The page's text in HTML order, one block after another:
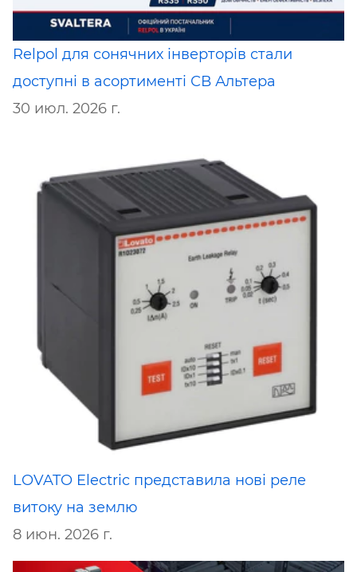
Relpol для сонячних інверторів стали
доступні в асортименті СВ Альтера
30 июл. 2026 г.
LOVATO Electric представила нові реле
витоку на землю
8 июн. 2026 г.